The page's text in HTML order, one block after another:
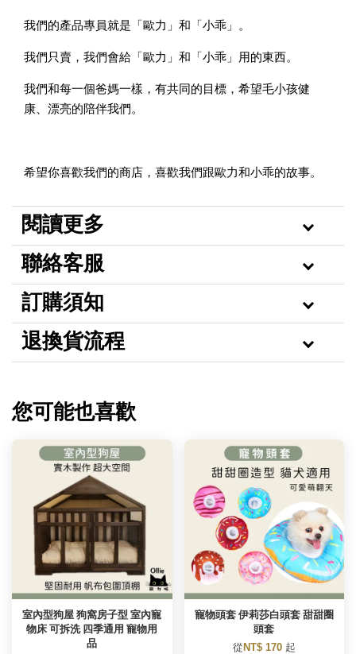
我們的產品專員就是「歐力」和「小乖」。
我們只賣，我們會給「歐力」和「小乖」用的東西。
我們和每一個爸媽一樣，有共同的目標，希望毛小孩健
康、漂亮的陪伴我們。
希望你喜歡我們的商店，喜歡我們跟歐力和小乖的故事。
閱讀更多
聯絡客服
訂購須知
退換貨流程
您可能也喜歡
室內型狗屋 狗窩房子型 室內寵
物床 可拆洗 四季通用 寵物用
品
寵物頭套 伊莉莎白頭套 甜甜圈
頭套
從 NT$ 170 起